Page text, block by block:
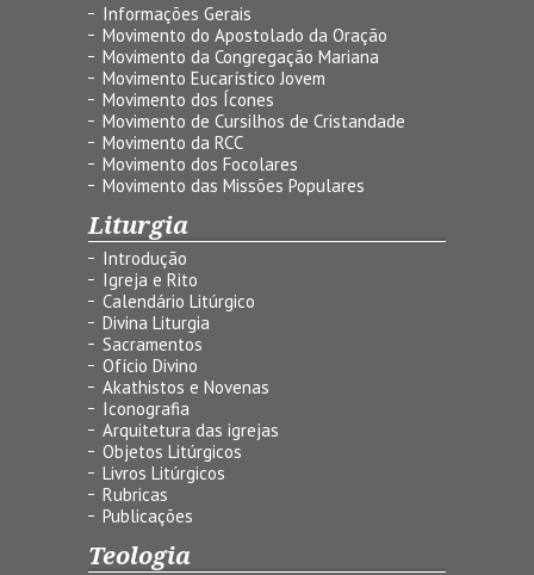
Informações Gerais
Movimento do Apostolado da Oração
Movimento da Congregação Mariana
Movimento Eucarístico Jovem
Movimento dos Ícones
Movimento de Cursilhos de Cristandade
Movimento da RCC
Movimento dos Focolares
Movimento das Missões Populares
Liturgia
Introdução
Igreja e Rito
Calendário Litúrgico
Divina Liturgia
Sacramentos
Ofício Divino
Akathistos e Novenas
Iconografia
Arquitetura das igrejas
Objetos Litúrgicos
Livros Litúrgicos
Rubricas
Publicações
Teologia